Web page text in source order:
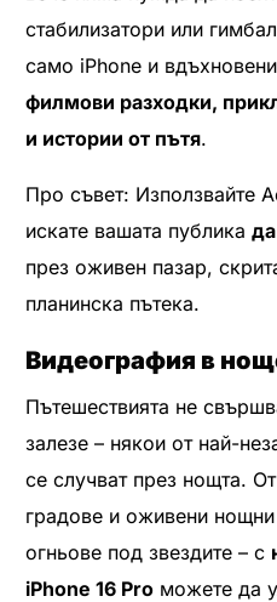
стабилизатори или
само iPhone и
филмови разходки,
и истории от пътя.
Про съвет: Използвайте
искате вашата публика
през оживен пазар,
планинска пътека.
Видеография в
Пътешествията не
залезе – някои от най-
се случват през нощта.
градове и оживени
огньове под звездите – с
iPhone 16 Pro можете да